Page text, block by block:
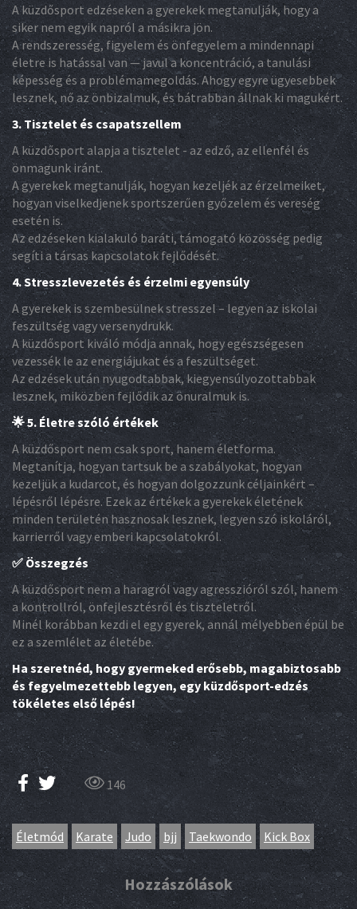
A küzdősport edzéseken a gyerekek megtanulják, hogy a
siker nem egyik napról a másikra jön.
A rendszeresség, figyelem és önfegyelem a mindennapi
életre is hatással van — javul a koncentráció, a tanulási
képesség és a problémamegoldás. Ahogy egyre ügyesebbek
lesznek, nő az önbizalmuk, és bátrabban állnak ki magukért.
3. Tisztelet és csapatszellem
A küzdősport alapja a tisztelet - az edző, az ellenfél és
önmagunk iránt.
A gyerekek megtanulják, hogyan kezeljék az érzelmeiket,
hogyan viselkedjenek sportszerűen győzelem és vereség
esetén is.
Az edzéseken kialakuló baráti, támogató közösség pedig
segíti a társas kapcsolatok fejlődését.
4. Stresszlevezetés és érzelmi egyensúly
A gyerekek is szembesülnek stresszel – legyen az iskolai
feszültség vagy versenydrukk.
A küzdősport kiváló módja annak, hogy egészségesen
vezessék le az energiájukat és a feszültséget.
Az edzések után nyugodtabbak, kiegyensúlyozottabbak
lesznek, miközben fejlődik az önuralmuk is.
🌟 5. Életre szóló értékek
A küzdősport nem csak sport, hanem életforma.
Megtanítja, hogyan tartsuk be a szabályokat, hogyan
kezeljük a kudarcot, és hogyan dolgozzunk céljainkért –
lépésről lépésre. Ezek az értékek a gyerekek életének
minden területén hasznosak lesznek, legyen szó iskoláról,
karrierről vagy emberi kapcsolatokról.
✅ Összegzés
A küzdősport nem a haragról vagy agresszióról szól, hanem
a kontrollról, önfejlesztésről és tiszteletről.
Minél korábban kezdi el egy gyerek, annál mélyebben épül be
ez a szemlélet az életébe.
Ha szeretnéd, hogy gyermeked erősebb, magabiztosabb
és fegyelmezettebb legyen, egy küzdősport-edzés
tökéletes első lépés!
146
Életmód Karate Judo bjj Taekwondo Kick Box
Hozzászólások